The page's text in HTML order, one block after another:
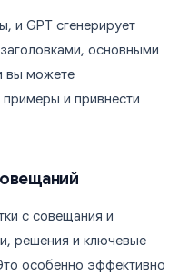
и GPT сгенерирует
основными
вы можете
и привнести
с совещания и
решения и ключевые
особенно эффективно